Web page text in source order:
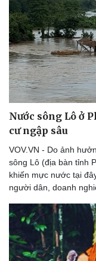
Lịch thi đấu bóng đá
Thế giới thể thao
eSports
Hậu trường
Nước sông Lô ở
cư ngập sâu
VOV.VN - Do ảnh
sông Lô (địa bàn tỉnh
khiến mực nước tại
người dân, doanh